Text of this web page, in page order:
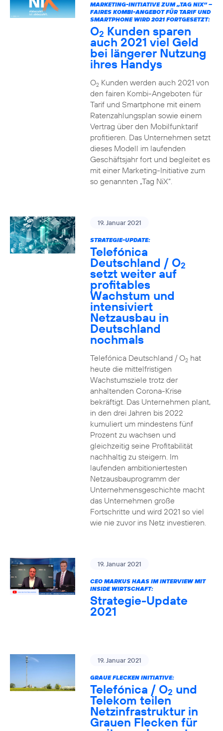
MARKETING-INITIATIVE ZUM „TAG NIX“ –
FAIRES KOMBI-ANGEBOT FÜR TARIF UND
SMARTPHONE WIRD 2021 FORTGESETZT:
O2 Kunden sparen
auch 2021 viel Geld
bei längerer Nutzung
ihres Handys
O2Kunden werden auch 2021 von
den fairen Kombi-Angeboten für
Tarif und Smartphone mit einem
Ratenzahlungsplan sowie einem
Vertrag über den Mobilfunktarif
profitieren. Das Unternehmen setzt
dieses Modell im laufenden
Geschäftsjahr fort und begleitet es
mit einer Marketing-Initiative zum
so genannten „Tag NiX“.
19. Januar 2021
STRATEGIE-UPDATE:
Telefónica
Deutschland / O2
setzt weiter auf
profitables
Wachstum und
intensiviert
Netzausbau in
Deutschland
nochmals
Telefónica Deutschland / O2hat
heute die mittelfristigen
Wachstumsziele trotz der
anhaltenden Corona-Krise
bekräftigt. Das Unternehmen plant,
in den drei Jahren bis 2022
kumuliert um mindestens fünf
Prozent zu wachsen und
gleichzeitig seine Profitabilität
nachhaltig zu steigern. Im
laufenden ambitioniertesten
Netzausbauprogramm der
Unternehmensgeschichte macht
das Unternehmen große
Fortschritte und wird 2021 so viel
wie nie zuvor ins Netz investieren.
19. Januar 2021
CEO MARKUS HAAS IM INTERVIEW MIT
INSIDE WIRTSCHAFT:
Strategie-Update
2021
19. Januar 2021
GRAUE FLECKEN INITIATIVE:
Telefónica / O2 und
Telekom teilen
Netzinfrastruktur in
Grauen Flecken für